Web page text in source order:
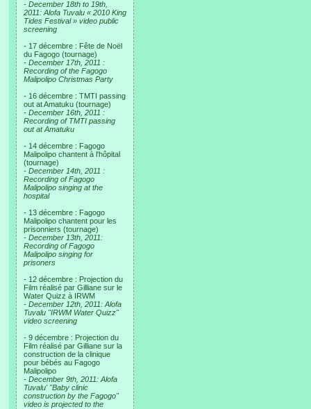
- December 18th to 19th,
2011: Alofa Tuvalu « 2010 King
Tides Festival » video public
screening
- 17 décembre : Fête de Noël
du Fagogo (tournage)
- December 17th, 2011 :
Recording of the Fagogo
Malipolipo Christmas Party
- 16 décembre : TMTI passing
out at Amatuku (tournage)
- December 16th, 2011 :
Recording of TMTI passing
out at Amatuku
- 14 décembre : Fagogo
Malipolipo chantent à l'hôpital
(tournage)
- December 14th, 2011 :
Recording of Fagogo
Malipolipo singing at the
hospital
- 13 décembre : Fagogo
Malipolipo chantent pour les
prisonniers (tournage)
- December 13th, 2011:
Recording of Fagogo
Malipolipo singing for
prisoners
- 12 décembre : Projection du
Film réalisé par Gilliane sur le
Water Quizz à IRWM
- December 12th, 2011: Alofa
Tuvalu "IRWM Water Quizz"
video screening
- 9 décembre : Projection du
Film réalisé par Gilliane sur la
construction de la clinique
pour bébés au Fagogo
Malipolipo
- December 9th, 2011: Alofa
Tuvalu' "Baby clinic
construction by the Fagogo"
video is projected to the